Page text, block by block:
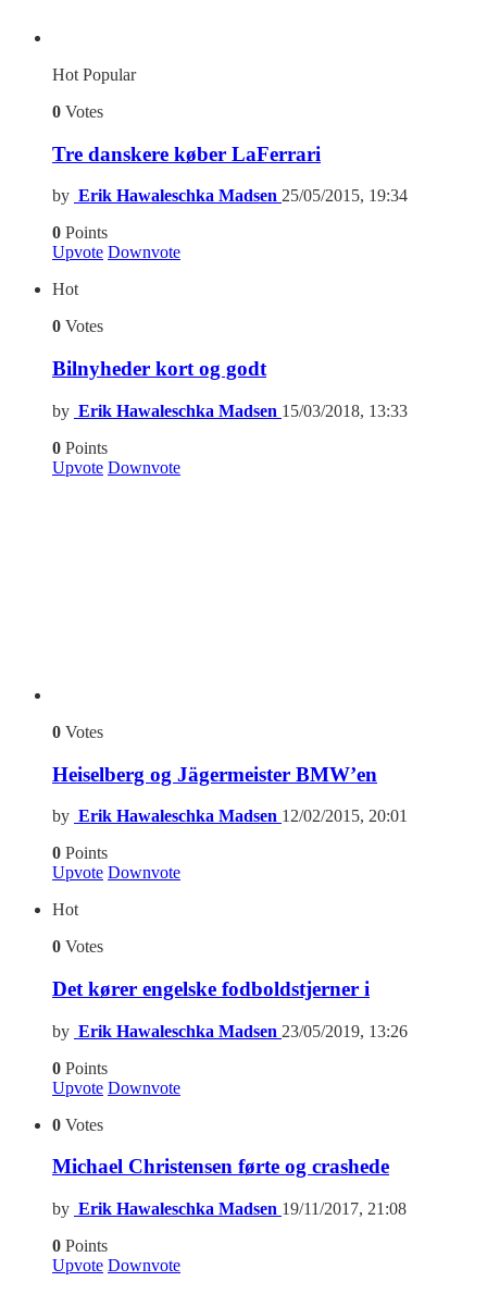
Hot Popular
0 Votes
Tre danskere køber LaFerrari
by Erik Hawaleschka Madsen 25/05/2015, 19:34
0 Points
Upvote Downvote
Hot
0 Votes
Bilnyheder kort og godt
by Erik Hawaleschka Madsen 15/03/2018, 13:33
0 Points
Upvote Downvote
0 Votes
Heiselberg og Jägermeister BMW’en
by Erik Hawaleschka Madsen 12/02/2015, 20:01
0 Points
Upvote Downvote
Hot
0 Votes
Det kører engelske fodboldstjerner i
by Erik Hawaleschka Madsen 23/05/2019, 13:26
0 Points
Upvote Downvote
0 Votes
Michael Christensen førte og crashede
by Erik Hawaleschka Madsen 19/11/2017, 21:08
0 Points
Upvote Downvote